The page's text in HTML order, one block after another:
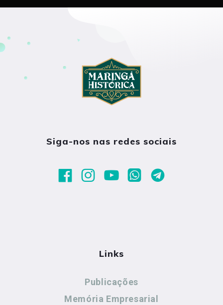
Siga-nos nas redes sociais
Links
Publicações
Memória Empresarial